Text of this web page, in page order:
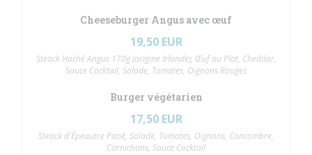
Cheeseburger Angus avec œuf
19,50 EUR
Steack Haché Angus 170g (origine Irlande), Œuf au Plat, Cheddar,
Sauce Cocktail, Salade, Tomates, Oignons Rouges
Burger végétarien
17,50 EUR
Steack d'Épeautre Pané, Salade, Tomates, Oignons, Concombre,
Cornichons, Sauce Cocktail